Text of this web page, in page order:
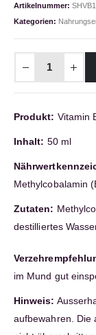
Artikelnummer:
Kategorien:
Produkt: Vitamin
Inhalt: 50 ml
Methylcobalamin
Zutaten:
destilliertes
im Mund gut
Hinweis:
aufbewahren. Die